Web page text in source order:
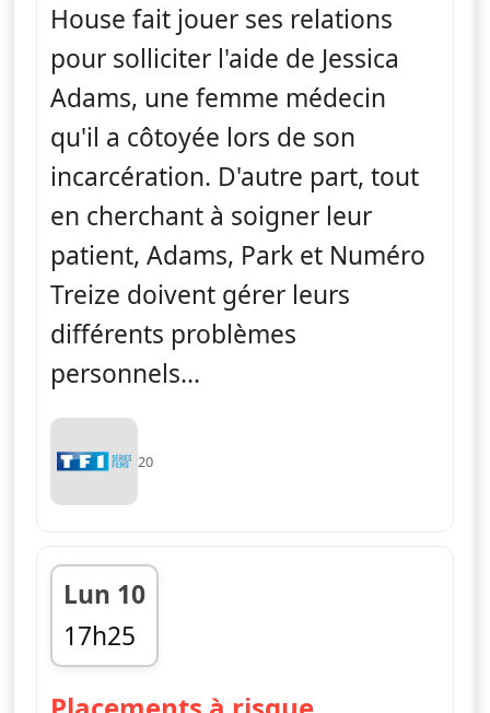
House fait jouer ses relations
pour solliciter l'aide de Jessica
Adams, une femme médecin
qu'il a côtoyée lors de son
incarcération. D'autre part, tout
en cherchant à soigner leur
patient, Adams, Park et Numéro
Treize doivent gérer leurs
différents problèmes
personnels...
20
Lun 10
17h25
fin 18h15
— Dr House